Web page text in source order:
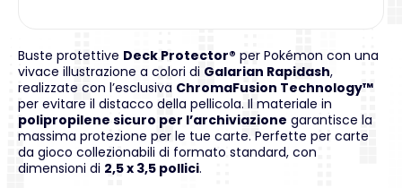
Buste protettive Deck Protector® per Pokémon con una
vivace illustrazione a colori di Galarian Rapidash,
realizzate con l’esclusiva ChromaFusion Technology™
per evitare il distacco della pellicola. Il materiale in
polipropilene sicuro per l’archiviazione garantisce la
massima protezione per le tue carte. Perfette per carte
da gioco collezionabili di formato standard, con
dimensioni di 2,5 x 3,5 pollici.